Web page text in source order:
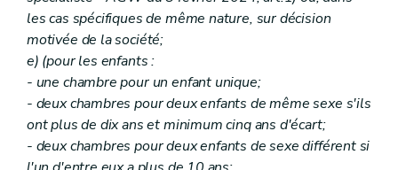
les cas spécifiques de même nature, sur décision
motivée de la société;
e) (pour les enfants :
- une chambre pour un enfant unique;
- deux chambres pour deux enfants de même sexe s'ils
ont plus de dix ans et minimum cinq ans d'écart;
- deux chambres pour deux enfants de sexe différent si